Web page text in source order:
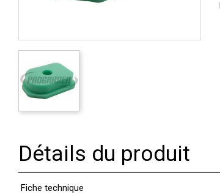
Détails du produit
Fiche technique